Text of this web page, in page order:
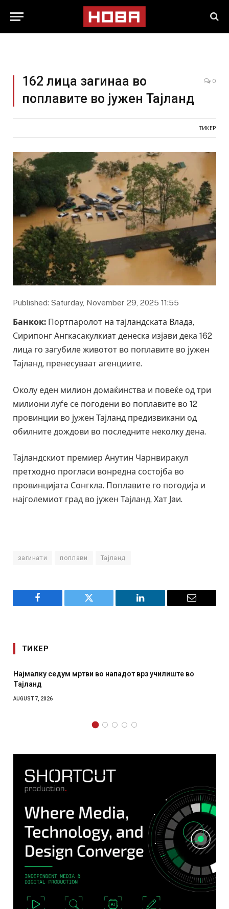
162 лица загинаа во
поплавите во јужен Тајланд
0
ТИКЕР
Published: Saturday, November 29, 2025 11:55
Банкок: Портпаролот на тајландската Влада,
Сирипонг Ангкасакулкиат денеска изјави дека 162
лица го загубиле животот во поплавите во јужен
Тајланд, пренесуваат агенциите.
Околу еден милион домаќинства и повеќе од три
милиони луѓе се погодени во поплавите во 12
провинции во јужен Тајланд предизвикани од
обилните дождови во последните неколку дена.
Тајландскиот премиер Анутин Чарнвиракул
претходно прогласи вонредна состојба во
провинцијата Сонгкла. Поплавите го погодија и
најголемиот град во јужен Тајланд, Хат Јаи.
загинати поплави Тајланд
Facebook Twitter LinkedIn Email
ТИКЕР
Најмалку седум мртви во нападот врз училиште во
Тајланд
AUGUST 7, 2026